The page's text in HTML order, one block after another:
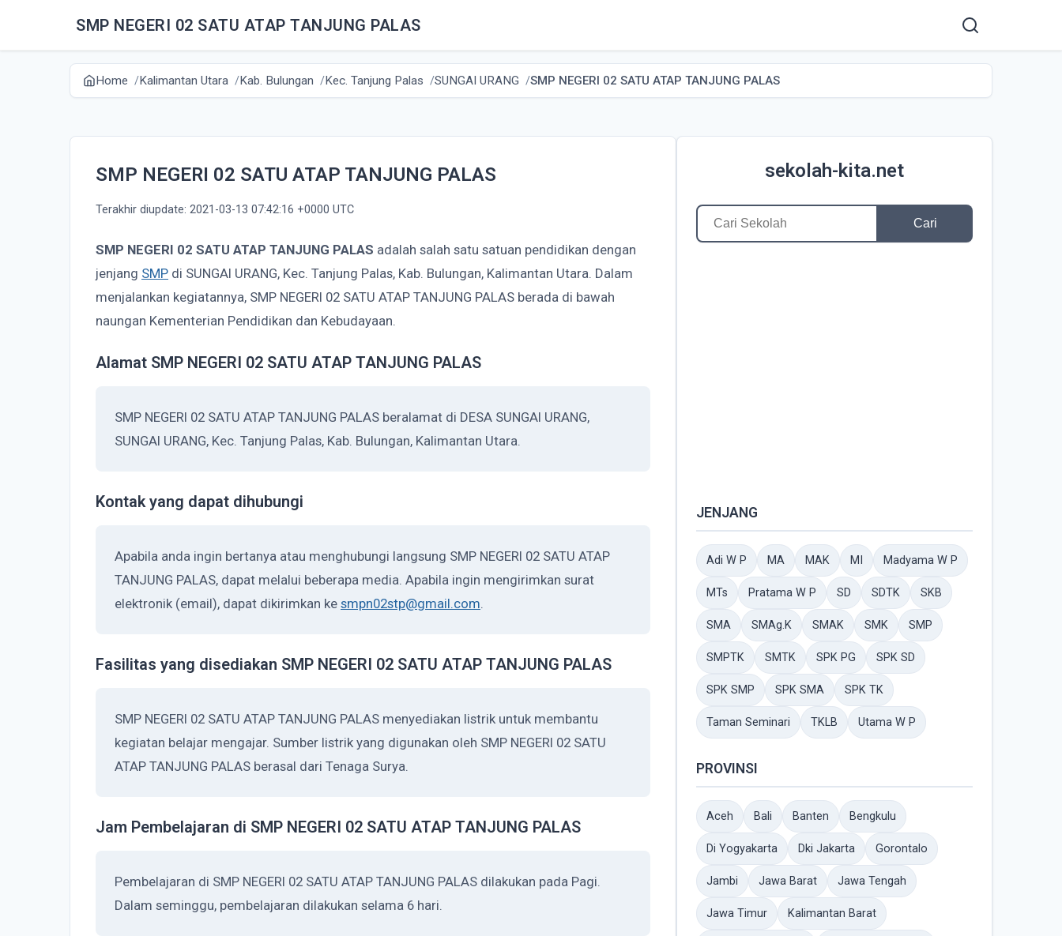
SMP NEGERI 02 SATU ATAP TANJUNG PALAS
Home Kalimantan Utara Kab. Bulungan Kec. Tanjung Palas SUNGAI URANG SMP NEGERI 02 SATU ATAP TANJUNG PALAS
SMP NEGERI 02 SATU ATAP TANJUNG PALAS
Terakhir diupdate: 2021-03-13 07:42:16 +0000 UTC
SMP NEGERI 02 SATU ATAP TANJUNG PALAS adalah salah satu satuan pendidikan dengan
jenjang SMP di SUNGAI URANG, Kec. Tanjung Palas, Kab. Bulungan, Kalimantan Utara. Dalam
menjalankan kegiatannya, SMP NEGERI 02 SATU ATAP TANJUNG PALAS berada di bawah
naungan Kementerian Pendidikan dan Kebudayaan.
Alamat SMP NEGERI 02 SATU ATAP TANJUNG PALAS
SMP NEGERI 02 SATU ATAP TANJUNG PALAS beralamat di DESA SUNGAI URANG,
SUNGAI URANG, Kec. Tanjung Palas, Kab. Bulungan, Kalimantan Utara.
Kontak yang dapat dihubungi
Apabila anda ingin bertanya atau menghubungi langsung SMP NEGERI 02 SATU ATAP
TANJUNG PALAS, dapat melalui beberapa media. Apabila ingin mengirimkan surat
elektronik (email), dapat dikirimkan ke smpn02stp@gmail.com.
Fasilitas yang disediakan SMP NEGERI 02 SATU ATAP TANJUNG PALAS
SMP NEGERI 02 SATU ATAP TANJUNG PALAS menyediakan listrik untuk membantu
kegiatan belajar mengajar. Sumber listrik yang digunakan oleh SMP NEGERI 02 SATU
ATAP TANJUNG PALAS berasal dari Tenaga Surya.
Jam Pembelajaran di SMP NEGERI 02 SATU ATAP TANJUNG PALAS
Pembelajaran di SMP NEGERI 02 SATU ATAP TANJUNG PALAS dilakukan pada Pagi.
Dalam seminggu, pembelajaran dilakukan selama 6 hari.
sekolah-kita.net
Cari
JENJANG
Adi W P MA MAK MI Madyama W P
MTs Pratama W P SD SDTK SKB
SMA SMAg.K SMAK SMK SMP
SMPTK SMTK SPK PG SPK SD
SPK SMP SPK SMA SPK TK
Taman Seminari TKLB Utama W P
PROVINSI
Aceh Bali Banten Bengkulu
Di Yogyakarta Dki Jakarta Gorontalo
Jambi Jawa Barat Jawa Tengah
Jawa Timur Kalimantan Barat